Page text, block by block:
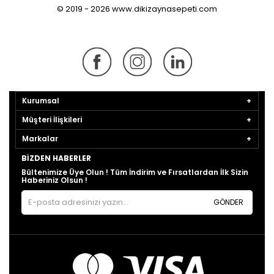
© 2019 - 2026 www.dikizaynasepeti.com
Kurumsal
Müşteri İlişkileri
Markalar
BIZDEN HABERLER
Bültenimize Üye Olun ! Tüm İndirim ve Fırsatlardan İlk Sizin
Haberiniz Olsun !
GÖNDER